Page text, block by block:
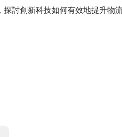
討創新科技如何有效地提升物
控系統」、「多個機械人協作搬